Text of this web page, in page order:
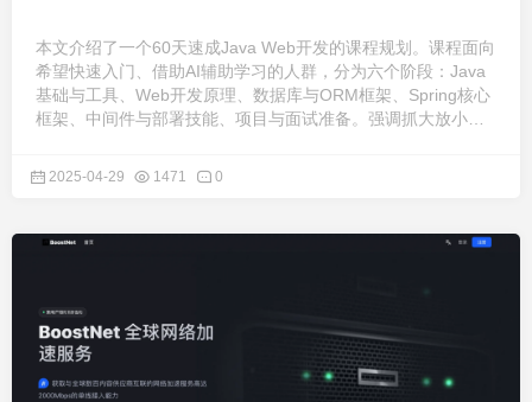
本文介绍了一个60天速成Java Web开发的课程规划。课程面向
希望快速入门、借助AI辅助学习的人群，分为六个阶段：Java
基础与工具、Web开发原理、数据库与ORM框架、Spring核心
框架、中间件与部署技能、项目与面试准备。强调抓大放小，
发。
2025-04-29 1471 0